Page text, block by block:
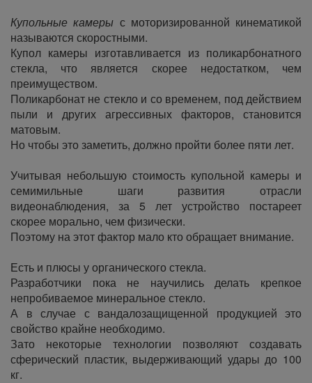
Купольные камеры с моторизированной кинематикой
называются скоростными.
Купол камеры изготавливается из поликарбонатного
стекла, что является скорее недостатком, чем
преимуществом.
Поликарбонат не стекло и со временем, под действием
пыли и других агрессивных факторов, становится
матовым.
Но чтобы это заметить, должно пройти более пяти лет.
Учитывая небольшую стоимость купольной камеры и
семимильные шаги развития отрасли
видеонаблюдения, за 5 лет устройство постареет
скорее морально, чем физически.
Поэтому на этот фактор мало кто обращает внимание.
Есть и плюсы у органического стекла.
Разработчики пока не научились делать крепкое
непробиваемое минеральное стекло.
А в случае с вандалозащищенной продукцией это
свойство крайне необходимо.
Зато некоторые технологии позволяют создавать
сферический пластик, выдерживающий удары до 100
кг.